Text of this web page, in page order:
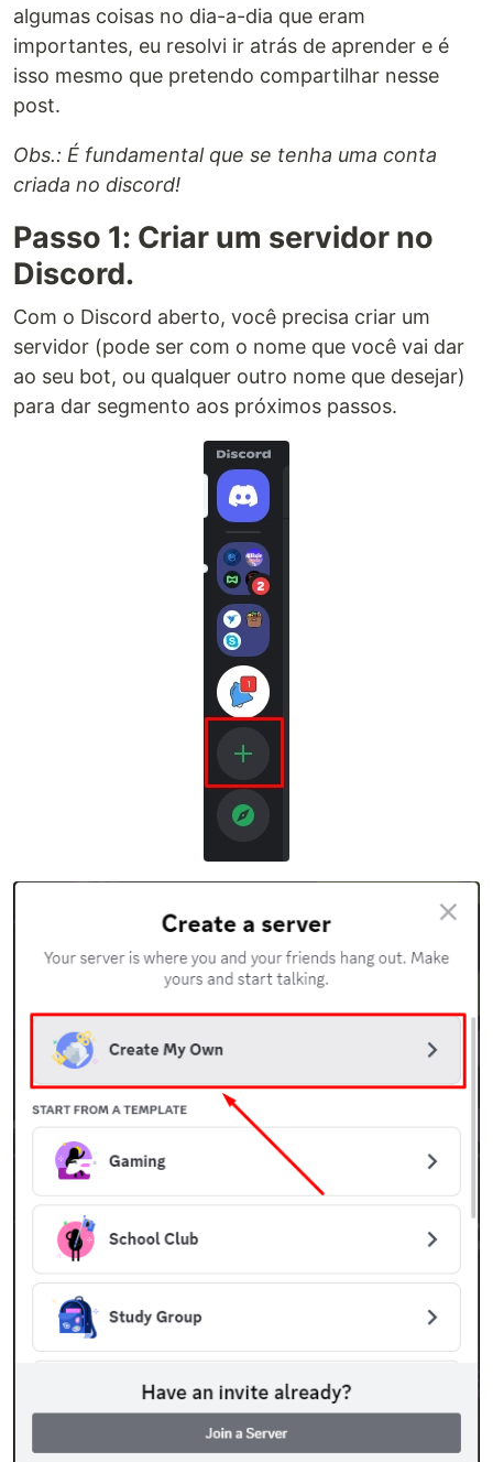
algumas coisas no dia-a-dia que eram
importantes, eu resolvi ir atrás de aprender e é
isso mesmo que pretendo compartilhar nesse
post.
Obs.: É fundamental que se tenha uma conta
criada no discord!
Passo 1: Criar um servidor no
Discord.
Com o Discord aberto, você precisa criar um
servidor (pode ser com o nome que você vai dar
ao seu bot, ou qualquer outro nome que desejar)
para dar segmento aos próximos passos.